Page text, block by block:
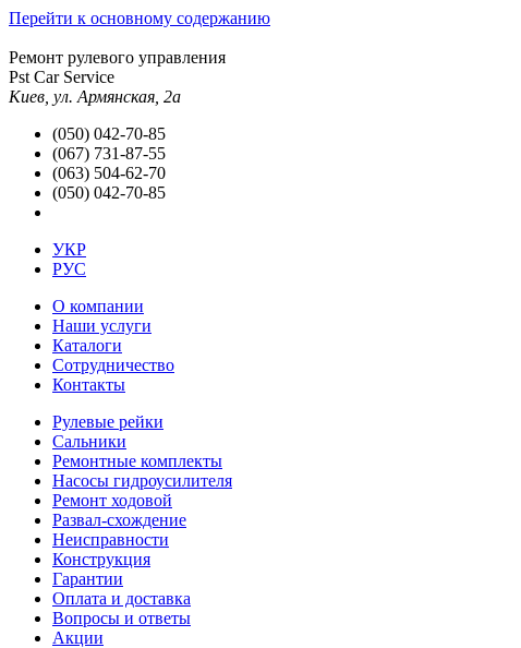
Перейти к основному содержанию
Ремонт рулевого управления
Pst Car Service
Киев, ул. Армянская, 2а
(050) 042-70-85
(067) 731-87-55
(063) 504-62-70
(050) 042-70-85
УКР
РУС
О компании
Наши услуги
Каталоги
Сотрудничество
Контакты
Рулевые рейки
Сальники
Ремонтные комплекты
Насосы гидроусилителя
Ремонт ходовой
Развал-схождение
Неисправности
Конструкция
Гарантии
Оплата и доставка
Вопросы и ответы
Акции